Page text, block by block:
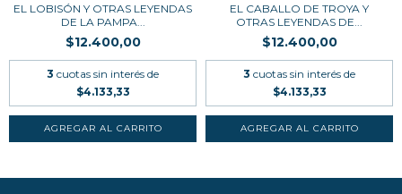
EL LOBISÓN Y OTRAS LEYENDAS
DE LA PAMPA...
$12.400,00
3 cuotas sin interés de
$4.133,33
EL CABALLO DE TROYA Y
OTRAS LEYENDAS DE...
$12.400,00
3 cuotas sin interés de
$4.133,33